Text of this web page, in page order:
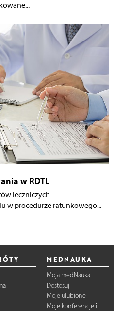
w RDTL
leczniczych
w procedurze ratunkowego...
MEDNAUKA
Moja medNauka
Dostosuj
Moje ulubione
Moje konferencje i